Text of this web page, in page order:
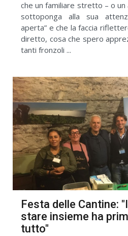
che un familiare stretto – o un
sottoponga alla sua
aperta” e che la faccia
diretto, cosa che spero
tanti fronzoli ...
Festa delle Cantine:
stare insieme ha
tutto"